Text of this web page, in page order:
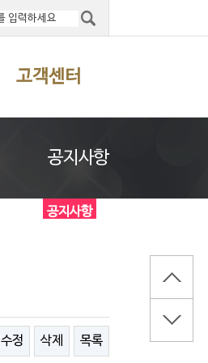
고객센터
공지사항
공지사항
수정 삭제 목록